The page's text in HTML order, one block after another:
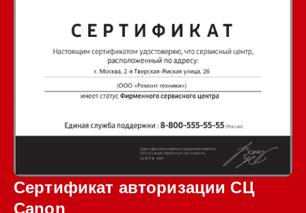
Сертификат авторизации СЦ
Canon